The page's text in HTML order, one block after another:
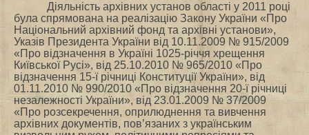
Діяльність архівних установ області у 2011 році
була спрямована на реалізацію Закону України «Про
Національний архівний фонд та архівні установи»,
Указів Президента України від 10.11.2009 № 915/2009
«Про відзначення в Україні 1025-річчя хрещення
Київської Русі», від 25.10.2010 № 965/2010 «Про
відзначення 15-ї річниці Конституції України», від
01.11.2010 № 990/2010 «Про відзначення 20-ї річниці
незалежності України», від 23.01.2009 № 37/2009
«Про розсекречення, оприлюднення та вивчення
архівних документів, пов’язаних з українським